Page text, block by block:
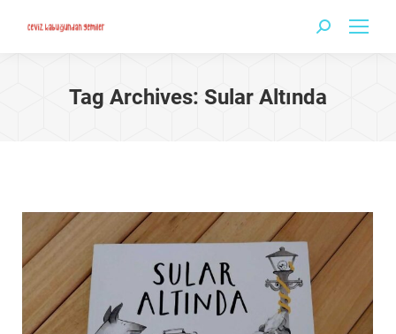
Search:
Tag Archives: Sular Altında